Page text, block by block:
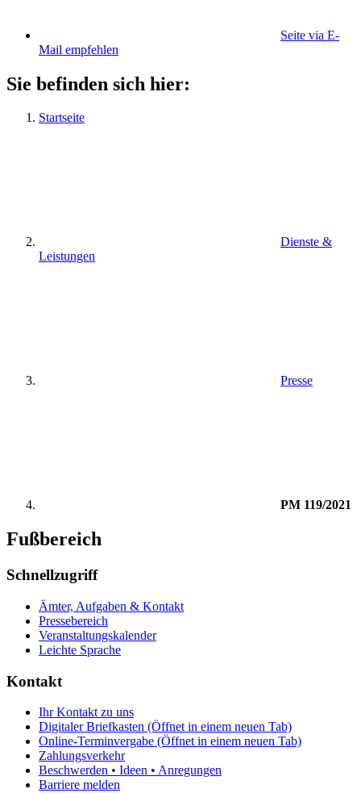
Seite via E-
Mail empfehlen
Sie befinden sich hier:
Startseite
Dienste &
Leistungen
Presse
PM 119/2021
Fußbereich
Schnellzugriff
Ämter, Aufgaben & Kontakt
Pressebereich
Veranstaltungskalender
Leichte Sprache
Kontakt
Ihr Kontakt zu uns
Digitaler Briefkasten (Öffnet in einem neuen Tab)
Online-Terminvergabe (Öffnet in einem neuen Tab)
Zahlungsverkehr
Beschwerden • Ideen • Anregungen
Barriere melden